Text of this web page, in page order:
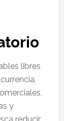
libres
y